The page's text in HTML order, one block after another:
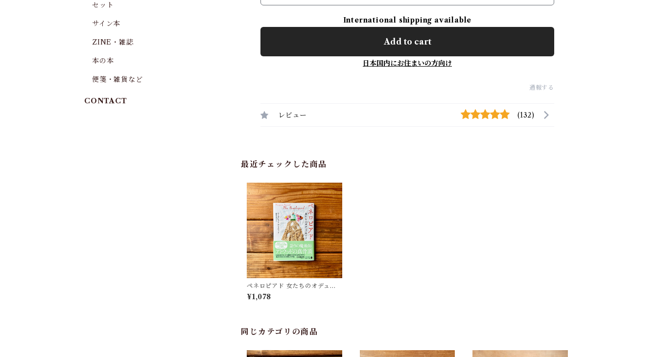
International shipping available
Add to cart
日本国内にお住まいの方向け
通報する
レビュー (132)
最近チェックした商品
ペネロピアド 女たちのオデュッ
セイア | マーガレット・アトウッ
ド, 鴻巣 友季子(訳)
¥1,078
同じカテゴリの商品
セット
サイン本
ZINE・雑誌
本の本
便箋・雑貨など
CONTACT